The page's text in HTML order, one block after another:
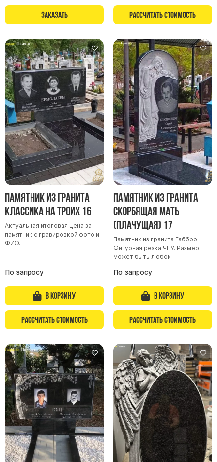
Заказать Рассчитать стоимость
Памятник из гранита
Классика на троих 16
Актуальная итоговая цена за
памятник с гравировкой фото и
ФИО.
По запросу
В корзину
Рассчитать стоимость
Памятник из гранита
Скорбящая мать
(Плачущая) 17
Памятник из гранита Габбро.
Фигурная резка ЧПУ. Размер
может быть любой
По запросу
В корзину
Рассчитать стоимость